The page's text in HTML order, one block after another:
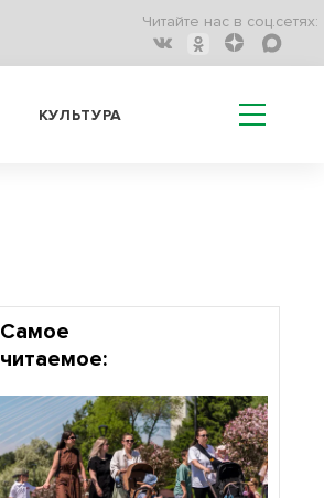
Читайте нас в соц.сетях:
КУЛЬТУРА
Самое
читаемое: